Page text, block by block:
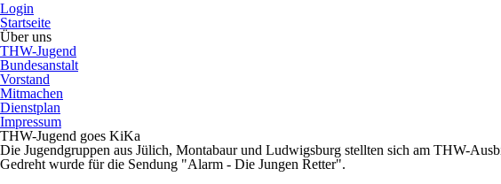
Login
Startseite
Über uns
THW-Jugend
Bundesanstalt
Vorstand
Mitmachen
Dienstplan
Impressum
THW-Jugend goes KiKa
Die Jugendgruppen aus Jülich, Montabaur und Ludwigsburg stellten sich am THW-
Gedreht wurde für die Sendung "Alarm - Die Jungen Retter".